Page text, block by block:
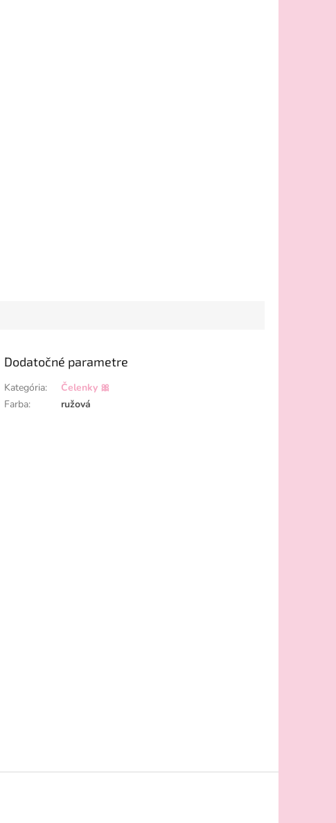
Dodatočné parametre
Kategória:
Čelenky 🎀
Farba: ružová